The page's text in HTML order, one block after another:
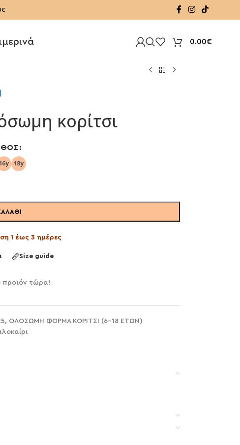
0.00€
κορίτσι
1 έως 3 ημέρες
Size guide
προϊόν τώρα!
, ΟΛΟΣΩΜΗ ΦΟΡΜΑ ΚΟΡΙΤΣΙ (6-18 ΕΤΩΝ)